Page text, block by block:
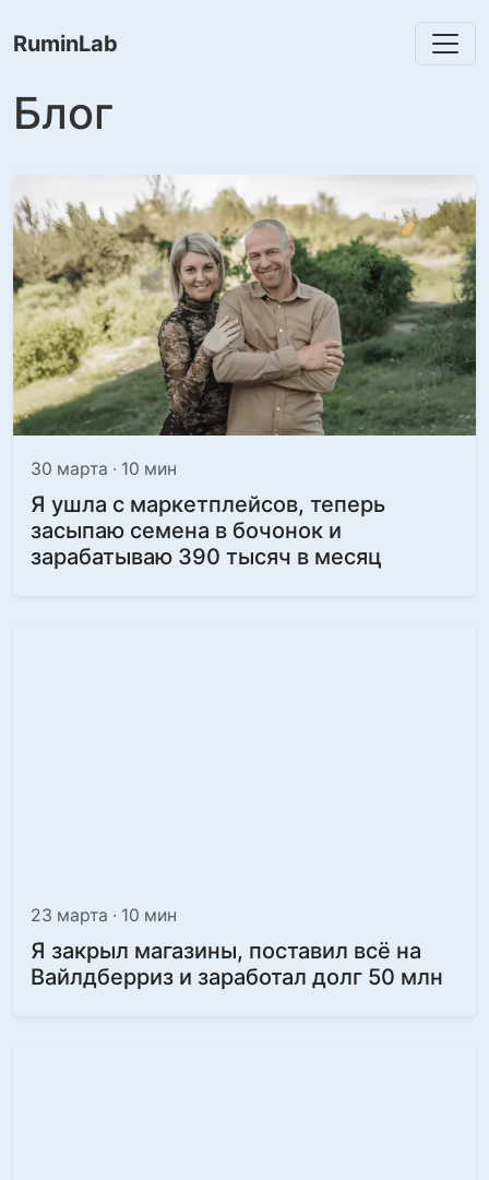
RuminLab
Блог
30 марта · 10 мин
Я ушла с маркетплейсов, теперь
засыпаю семена в бочонок и
зарабатываю 390 тысяч в месяц
23 марта · 10 мин
Я закрыл магазины, поставил всё на
Вайлдберриз и заработал долг 50 млн